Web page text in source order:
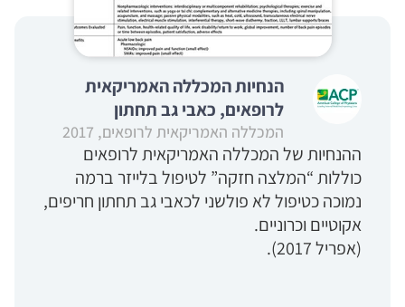
הנחיות המכללה האמריקאית
לרופאים, כאבי גב תחתון
המכללה האמריקאית לרופאים, 2017
ההנחיות של המכללה האמריקאית לרופאים
כוללות “המלצה חזקה” לטיפול בלייזר ברמה
נמוכה כטיפול לא פולשני לכאבי גב תחתון חריפים,
אקוטיים וכרוניים.
(אפריל 2017).